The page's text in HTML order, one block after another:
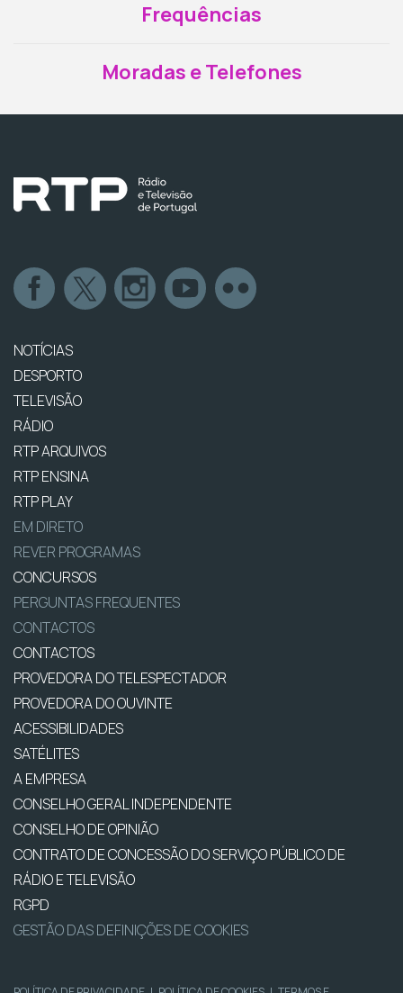
Frequências
Moradas e Telefones
NOTÍCIAS
DESPORTO
TELEVISÃO
RÁDIO
RTP ARQUIVOS
RTP ENSINA
RTP PLAY
EM DIRETO
REVER PROGRAMAS
CONCURSOS
PERGUNTAS FREQUENTES
CONTACTOS
CONTACTOS
PROVEDORA DO TELESPECTADOR
PROVEDORA DO OUVINTE
ACESSIBILIDADES
SATÉLITES
A EMPRESA
CONSELHO GERAL INDEPENDENTE
CONSELHO DE OPINIÃO
CONTRATO DE CONCESSÃO DO SERVIÇO PÚBLICO DE
RÁDIO E TELEVISÃO
RGPD
GESTÃO DAS DEFINIÇÕES DE COOKIES